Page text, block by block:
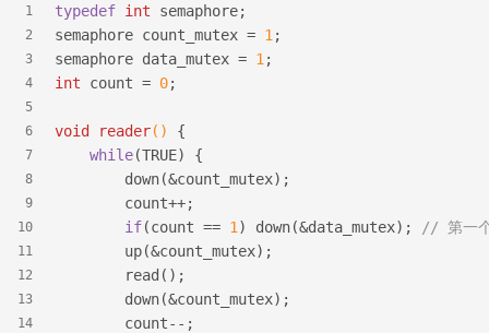
1
2
3
4
5
6
7
8
9
10
11
12
13
14
typedef int semaphore;
semaphore count_mutex = 1 ;
semaphore data_mutex = 1 ;
int count = 0;
void reader()
{
while(TRUE) {
        down(&count_mutex);
        count++;
if(count == 1 ) down(&data_mutex);
// 第一个
        up(&count_mutex);
        read();
        down(&count_mutex);
        count--;